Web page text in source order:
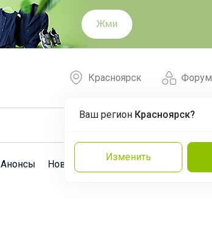
Жми
Форум
Красноярск
Ваш регион Красноярск?
Изменить
Анонсы Новости Команда